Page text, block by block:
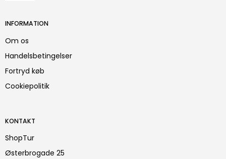
INFORMATION
Om os
Handelsbetingelser
Fortryd køb
Cookiepolitik
KONTAKT
ShopTur
Østerbrogade 25